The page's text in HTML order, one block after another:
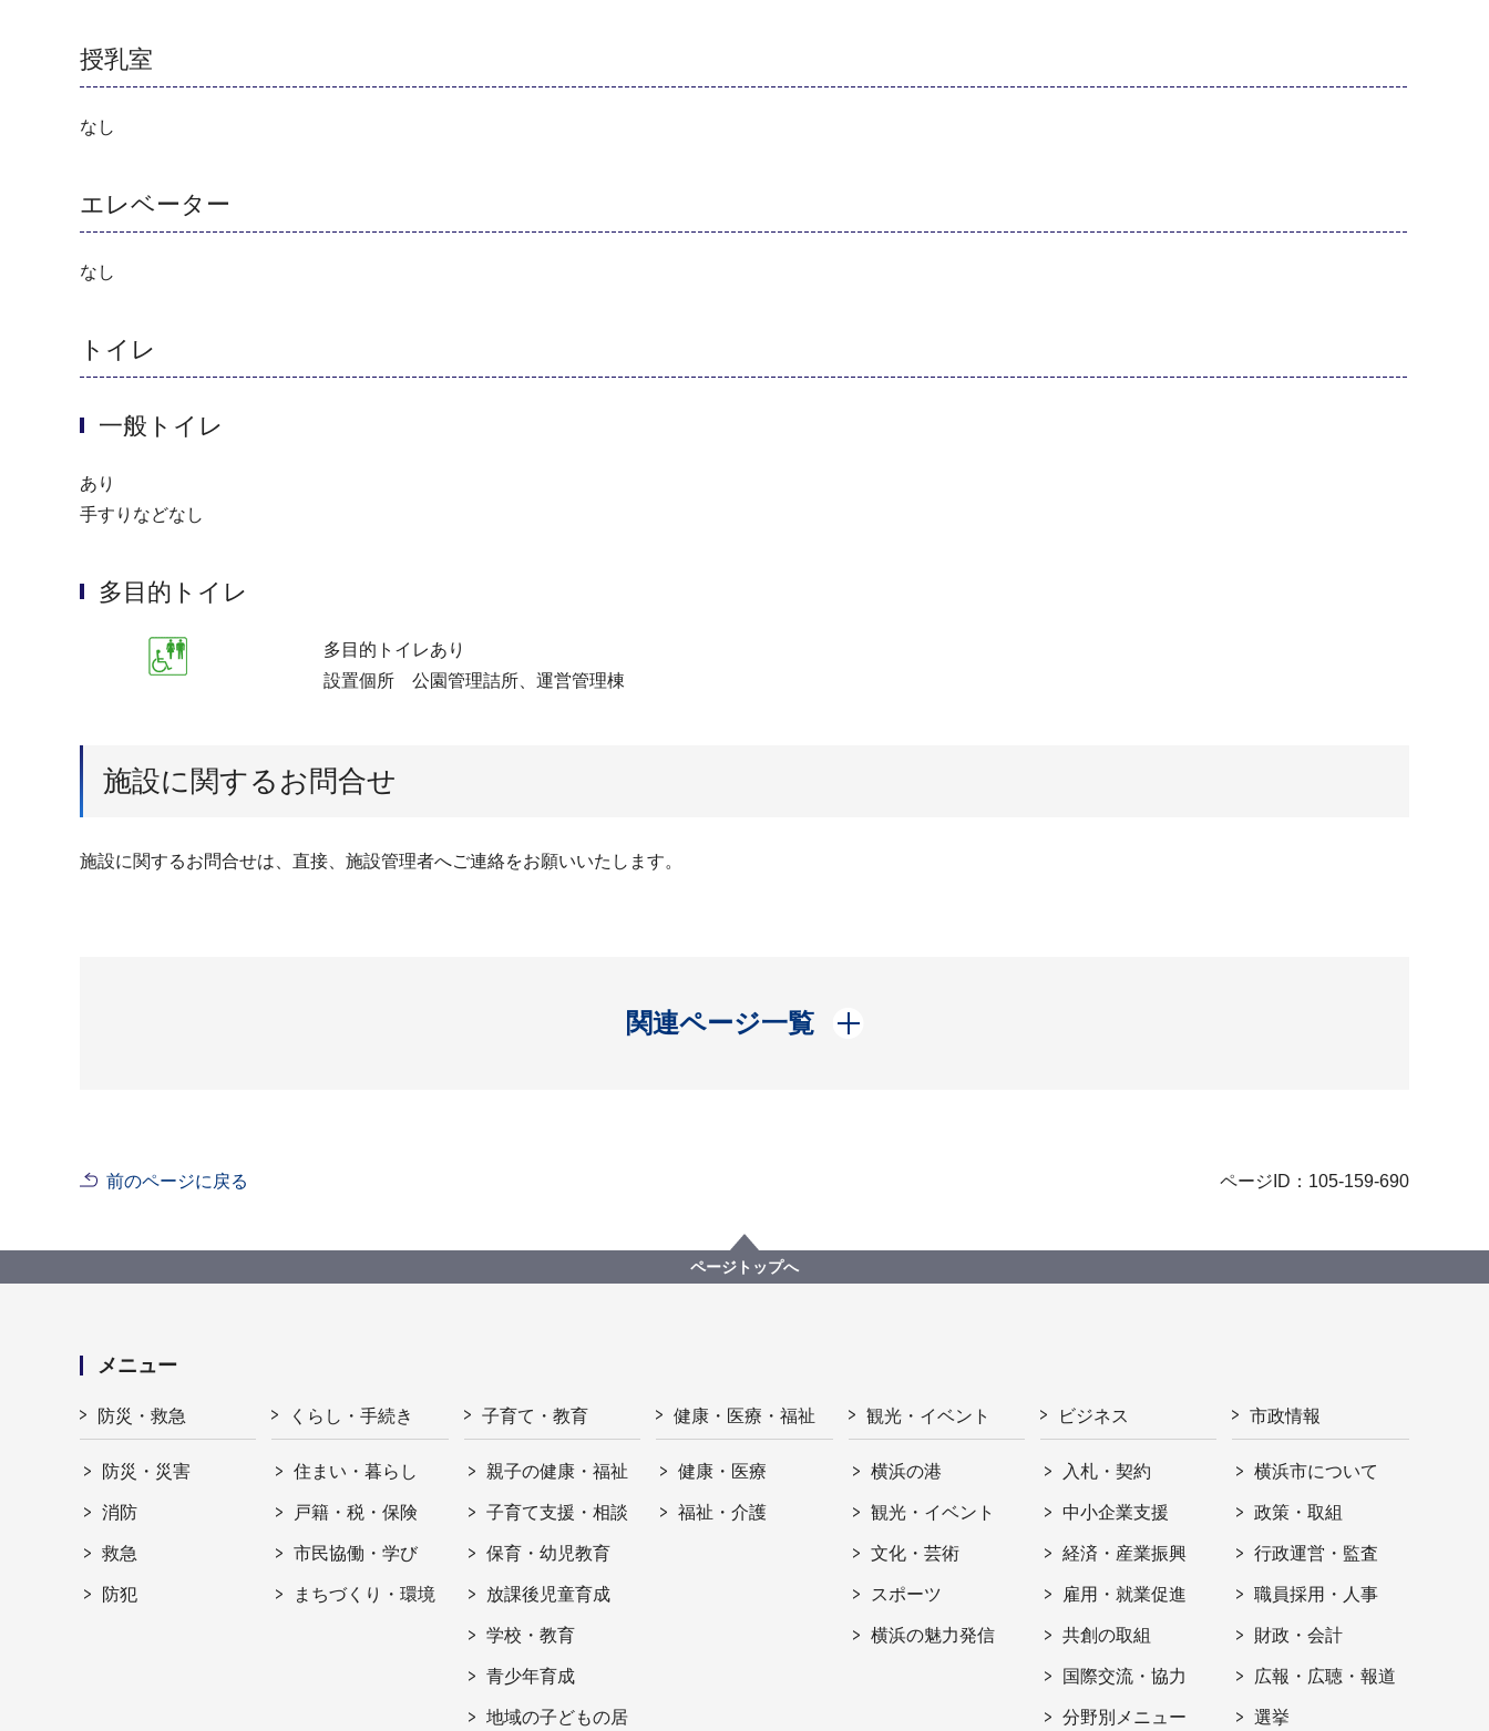
授乳室
なし
エレベーター
なし
トイレ
一般トイレ
あり
手すりなどなし
多目的トイレ
多目的トイレあり
設置個所 公園管理詰所、運営管理棟
施設に関するお問合せ
施設に関するお問合せは、直接、施設管理者へご連絡をお願いいたします。
関連ページ一覧
開く
前のページに戻る ページID：105-159-690
ページトップへ
メニュー
防災・救急
防災・災害
消防
救急
防犯
くらし・手続き
住まい・暮らし
戸籍・税・保険
市民協働・学び
まちづくり・環境
子育て・教育
親子の健康・福祉
子育て支援・相談
保育・幼児教育
放課後児童育成
学校・教育
青少年育成
地域の子どもの居
健康・医療・福祉
健康・医療
福祉・介護
観光・イベント
横浜の港
観光・イベント
文化・芸術
スポーツ
横浜の魅力発信
ビジネス
入札・契約
中小企業支援
経済・産業振興
雇用・就業促進
共創の取組
国際交流・協力
分野別メニュー
市政情報
横浜市について
政策・取組
行政運営・監査
職員採用・人事
財政・会計
広報・広聴・報道
選挙